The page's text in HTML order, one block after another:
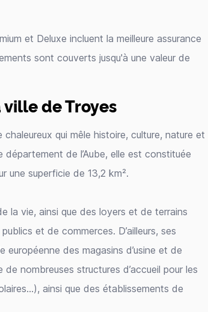
et Deluxe incluent la meilleure assurance
sont couverts jusqu'à une valeur de
de Troyes
qui mêle histoire, culture, nature et
de l’Aube, elle est constituée
une superficie de 13,2 km².
la vie, ainsi que des loyers et de terrains
et de commerces. D’ailleurs, ses
des magasins d’usine et de
nombreuses structures d’accueil pour les
ainsi que des établissements de